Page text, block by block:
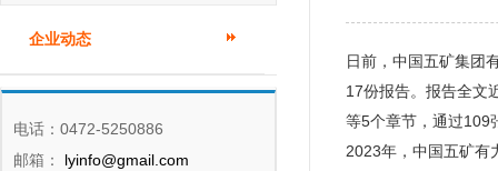
企业动态
电话：0472-5250886
邮箱：
lyinfo@gmail.com
日前，中国五矿集团
17份报告。报告全文
等5个章节，通过109
2023年，中国五矿有